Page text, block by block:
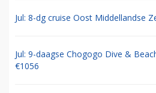
Jul: 8-dg cruise Oost Middellandse
Jul: 9-daagse Chogogo Dive &
€1056